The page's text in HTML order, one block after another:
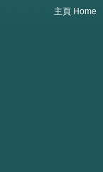
主頁 Home